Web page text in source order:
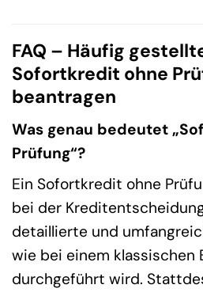
FAQ – Häufig
Sofortkredit ohne
beantragen
Was genau bedeutet
Prüfung“?
Ein Sofortkredit ohne
bei der
detaillierte und
wie bei einem klassischen
durchgeführt wird.